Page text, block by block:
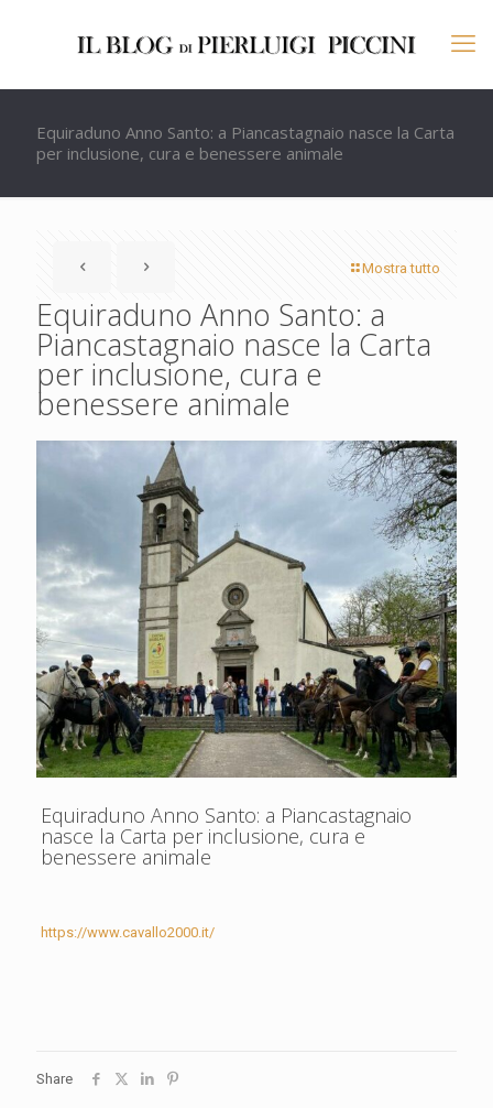
Equiraduno Anno Santo: a Piancastagnaio nasce la Carta
per inclusione, cura e benessere animale
Mostra tutto
Equiraduno Anno Santo: a
Piancastagnaio nasce la Carta
per inclusione, cura e
benessere animale
Equiraduno Anno Santo: a Piancastagnaio
nasce la Carta per inclusione, cura e
benessere animale
https://www.cavallo2000.it/
Share